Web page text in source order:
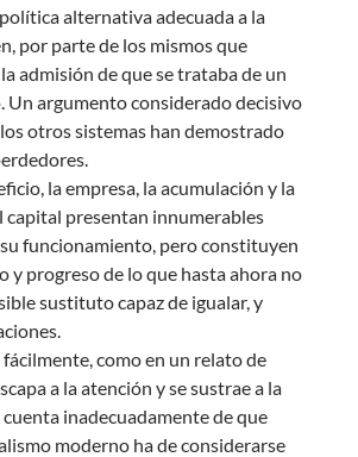
alternativa adecuada a la
por parte de los mismos que
admisión de que se trataba de un
Un argumento considerado decisivo
otros sistemas han demostrado
la empresa, la acumulación y la
capital presentan innumerables
funcionamiento, pero constituyen
progreso de lo que hasta ahora no
sustituto capaz de igualar, y
como en un relato de
a la atención y se sustrae a la
inadecuadamente de que
moderno ha de considerarse